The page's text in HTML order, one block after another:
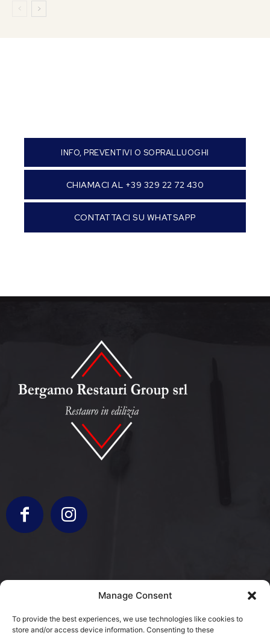
Manage Consent
To provide the best experiences, we use technologies like cookies to
store and/or access device information. Consenting to these
INFO, PREVENTIVI O SOPRALLUOGHI
CHIAMACI AL +39 329 22 72 430
CONTATTACI SU WHATSAPP
info@bergamorestauri.it
+ 329 227 2430 +39 3317103931